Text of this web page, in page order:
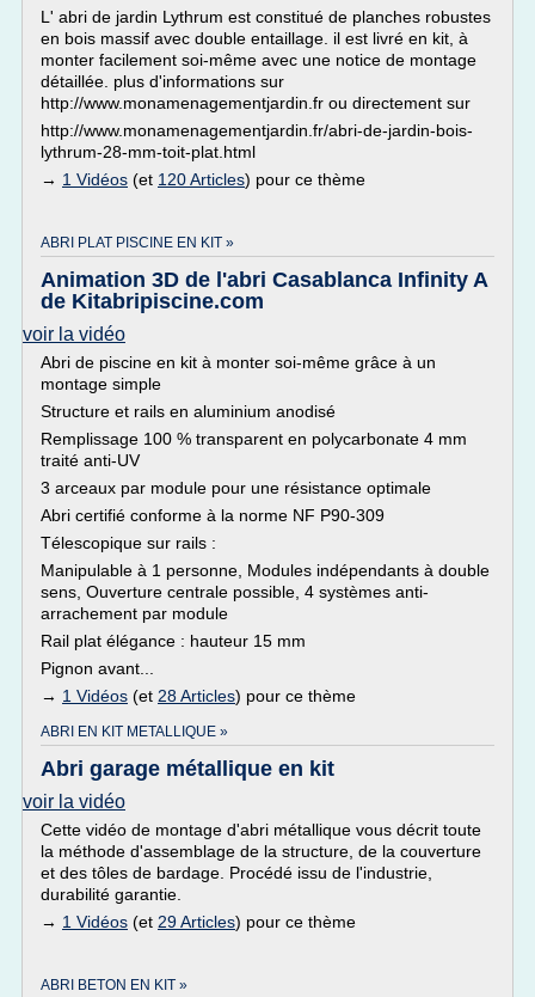
L' abri de jardin Lythrum est constitué de planches robustes
en bois massif avec double entaillage. il est livré en kit, à
monter facilement soi-même avec une notice de montage
détaillée. plus d'informations sur
http://www.monamenagementjardin.fr ou directement sur
http://www.monamenagementjardin.fr/abri-de-jardin-bois-
lythrum-28-mm-toit-plat.html
→ 1 Vidéos (et 120 Articles) pour ce thème
ABRI PLAT PISCINE EN KIT »
Animation 3D de l'abri Casablanca Infinity A
de Kitabripiscine.com
voir la vidéo
Abri de piscine en kit à monter soi-même grâce à un
montage simple
Structure et rails en aluminium anodisé
Remplissage 100 % transparent en polycarbonate 4 mm
traité anti-UV
3 arceaux par module pour une résistance optimale
Abri certifié conforme à la norme NF P90-309
Télescopique sur rails :
Manipulable à 1 personne, Modules indépendants à double
sens, Ouverture centrale possible, 4 systèmes anti-
arrachement par module
Rail plat élégance : hauteur 15 mm
Pignon avant...
→ 1 Vidéos (et 28 Articles) pour ce thème
ABRI EN KIT METALLIQUE »
Abri garage métallique en kit
voir la vidéo
Cette vidéo de montage d'abri métallique vous décrit toute
la méthode d'assemblage de la structure, de la couverture
et des tôles de bardage. Procédé issu de l'industrie,
durabilité garantie.
→ 1 Vidéos (et 29 Articles) pour ce thème
ABRI BETON EN KIT »